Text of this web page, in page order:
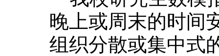
晚上或周末的时间
组织分散或集中式